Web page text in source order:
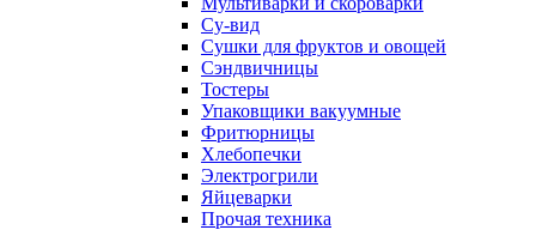
Су-вид
Сушки для фруктов и овощей
Сэндвичницы
Тостеры
Упаковщики вакуумные
Фритюрницы
Хлебопечки
Электрогрили
Яйцеварки
Прочая техника